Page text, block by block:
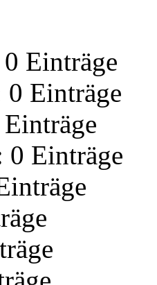
0 Einträge
0 Einträge
0 Einträge